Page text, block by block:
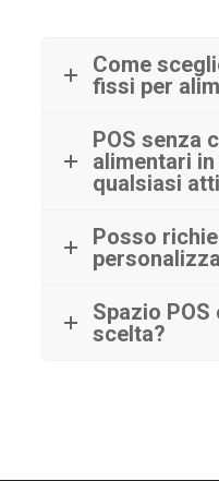
Come
fissi per
POS senza
alimentari
qualsiasi
Posso
Spazio
scelta?